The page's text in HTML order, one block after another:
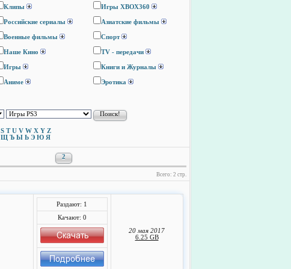
Клипы Игры ХВОХ360
Российские сериалы Азиатские фильмы
Военные фильмы Спорт
Наше Кино TV - передачи
Игры Книги и Журналы
Аниме Эротика
S T U V W X Y Z
Щ Ъ Ы Ь Э Ю Я
2
Всего: 2 стр.
Раздают: 1
Качают: 0
20 мая 2017
6.25 GB